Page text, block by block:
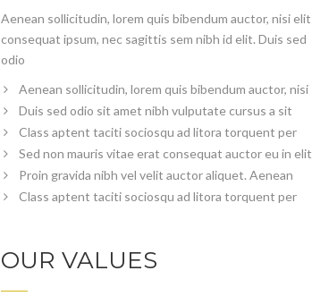
Aenean sollicitudin, lorem quis bibendum auctor, nisi elit
consequat ipsum, nec sagittis sem nibh id elit. Duis sed
odio
Aenean sollicitudin, lorem quis bibendum auctor, nisi
Duis sed odio sit amet nibh vulputate cursus a sit
Class aptent taciti sociosqu ad litora torquent per
Sed non mauris vitae erat consequat auctor eu in elit
Proin gravida nibh vel velit auctor aliquet. Aenean
Class aptent taciti sociosqu ad litora torquent per
OUR VALUES